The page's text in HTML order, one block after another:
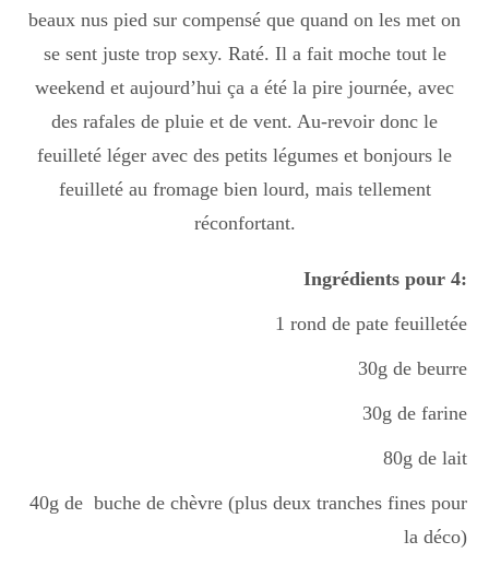
Boisson chaudes
Les classiques
Mes amis en cuisine
Recettes Végétariennes
beaux nus pied sur compensé que quand on les met on
se sent juste trop sexy. Raté. Il a fait moche tout le
weekend et aujourd’hui ça a été la pire journée, avec
des rafales de pluie et de vent. Au-revoir donc le
feuilleté léger avec des petits légumes et bonjours le
feuilleté au fromage bien lourd, mais tellement
réconfortant.
Ingrédients pour 4:
1 rond de pate feuilletée
30g de beurre
30g de farine
80g de lait
40g de buche de chèvre (plus deux tranches fines pour
la déco)